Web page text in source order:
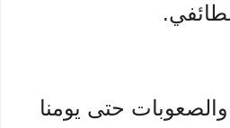
والصعوبات حتى يومنا